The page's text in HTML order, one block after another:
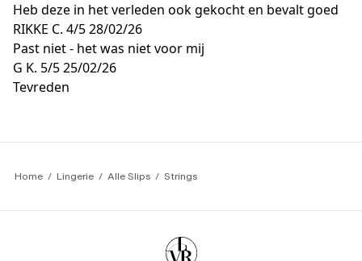
Heb deze in het verleden ook gekocht en bevalt goed
RIKKE C. 4/528/02/26
Past niet - het was niet voor mij
G K. 5/525/02/26
Tevreden
Home Lingerie Alle Slips Strings